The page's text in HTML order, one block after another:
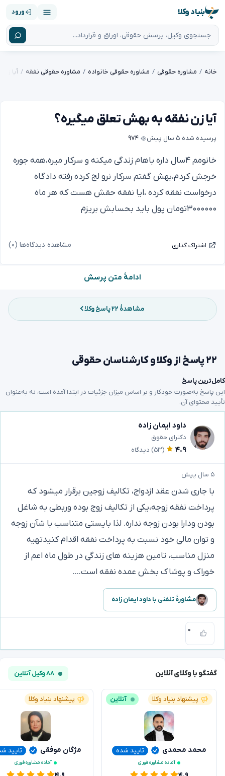
بنیاد وکلا ورود
خانه مشاوره حقوقی مشاوره حقوقی خانواده مشاوره حقوقی نفقه آیا
آیا زن نفقه به بهش تعلق میگیره؟
پرسیده شده ۵ سال پیش ۹۷۴
خانومم ۴سال داره باهام زندگی میکنه و سرکار میره،همه جوره
خرجش کردم،بهش گفتم سرکار نرو لج کرده رفته دادگاه
درخواست نفقه کرده ،ایا نفقه حقش هست که هر ماه
۳۰۰۰۰۰۰تومان پول باید بحسابش بریزم
اشتراک گذاری مشاهده دیدگاه‌ها (۰)
ادامهٔ متن پرسش
مشاهدهٔ ۲۲ پاسخ وکلا
۲۲ پاسخ از وکلا و کارشناسان حقوقی
کامل‌ترین پاسخ
این پاسخ به‌صورت خودکار و بر اساس میزان جزئیات در ابتدا آمده است، نه به‌عنوان
تأیید محتوای آن.
داود ایمان زاده
دکترای حقوق
۴.۹ (۵۳) دیدگاه
۵ سال پیش
با جاری شدن عقد ازدواج، تکالیف زوجین برقرار میشود که
پرداخت نفقه زوجه،یکی از تکالیف زوج بوده وربطی به شاغل
بودن ودارا بودن زوجه نداره. لذا بایستی متناسب با شآن زوجه
و توان مالی خود نسبت به پرداخت نفقه اقدام کنیدتهیه
منزل مناسب، تامین هزینه های زندگی در طول ماه اعم از
خوراک و پوشاک بخش عمده نفقه است....
مشاورهٔ تلفنی با داود ایمان زاده
۰
گفتگو با وکلای آنلاین ۸۸ وکیل آنلاین
پیشنهاد بنیاد وکلا آنلاین
محمد محمدی تایید شده
آماده مشاوره فوری
پیشنهاد بنیاد وکلا
مژگان موفقی تایید
آماده مشاوره فوری